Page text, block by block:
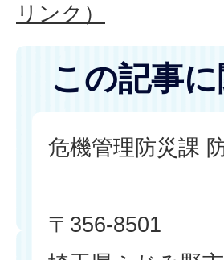
リンク）
この記事
危機管理防災課
〒356-8501